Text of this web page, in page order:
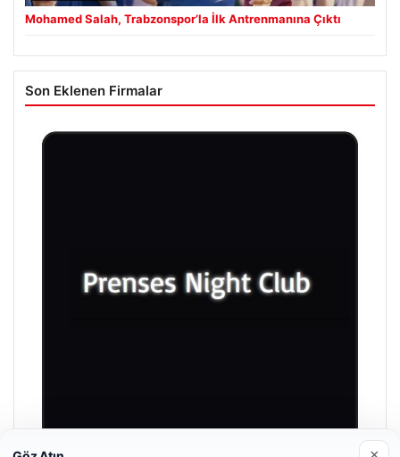
Mohamed Salah, Trabzonspor’la İlk Antrenmanına Çıktı
Son Eklenen Firmalar